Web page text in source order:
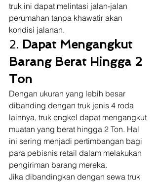
truk ini dapat melintasi jalan-jalan
perumahan tanpa khawatir akan
kondisi jalanan.
2. Dapat Mengangkut
Barang Berat Hingga 2
Ton
Dengan ukuran yang lebih besar
dibanding dengan truk jenis 4 roda
lainnya, truk engkel dapat mengangkut
muatan yang berat hingga 2 Ton. Hal
ini sering menjadi pertimbangan bagi
para pebisnis retail dalam melakukan
pengiriman barang mereka.
Jika dibandingkan dengan sewa truk